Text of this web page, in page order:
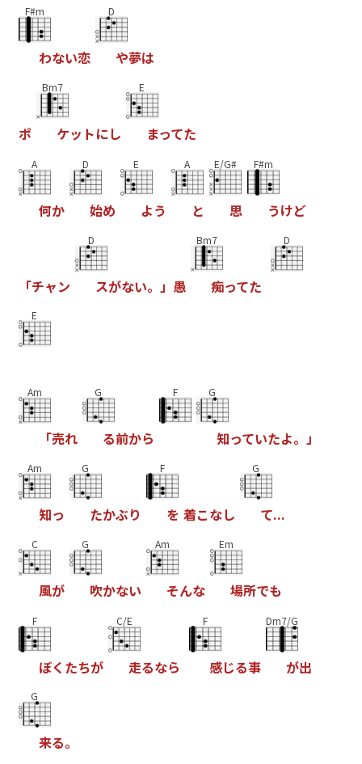
F#m
わない恋
D
や夢は
ポ
Bm7
ケッ トにし
E
まってた
A
何か
D
始め
E
よう
A
と
E/G#
思
F#m
うけど
「チャン
D
スがない。 」 愚
Bm7
痴ってた
D
E
Am
「売れ
G
る前から
F G
知っていたよ。 」
Am
知っ
G
たかぶり
F
を 着こなし
G
て...
C
風が
G
吹かない
Am
そんな
Em
場所でも
F
ぼく たちが
C/E
走るなら
F
感じる事
Dm7/G
が出
G
来る。